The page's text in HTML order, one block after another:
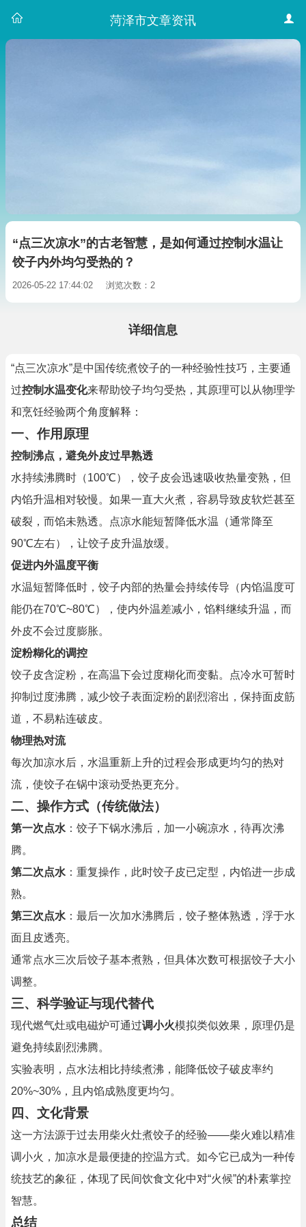
菏泽市文章资讯
“点三次凉水”的古老智慧，是如何通过控制水温让
饺子内外均匀受热的？
2026-05-22 17:44:02 浏览次数：2
详细信息
“点三次凉水”是中国传统煮饺子的一种经验性技巧，主要通
过控制水温变化来帮助饺子均匀受热，其原理可以从物理学
和烹饪经验两个角度解释：
一、作用原理
控制沸点，避免外皮过早熟透
水持续沸腾时（100℃），饺子皮会迅速吸收热量变熟，但
内馅升温相对较慢。如果一直大火煮，容易导致皮软烂甚至
破裂，而馅未熟透。点凉水能短暂降低水温（通常降至
90℃左右），让饺子皮升温放缓。
促进内外温度平衡
水温短暂降低时，饺子内部的热量会持续传导（内馅温度可
能仍在70℃~80℃），使内外温差减小，馅料继续升温，而
外皮不会过度膨胀。
淀粉糊化的调控
饺子皮含淀粉，在高温下会过度糊化而变黏。点冷水可暂时
抑制过度沸腾，减少饺子表面淀粉的剧烈溶出，保持面皮筋
道，不易粘连破皮。
物理热对流
每次加凉水后，水温重新上升的过程会形成更均匀的热对
流，使饺子在锅中滚动受热更充分。
二、操作方式（传统做法）
第一次点水 ：饺子下锅水沸后，加一小碗凉水，待再次沸
腾。
第二次点水 ：重复操作，此时饺子皮已定型，内馅进一步成
熟。
第三次点水 ：最后一次加水沸腾后，饺子整体熟透，浮于水
面且皮透亮。
通常点水三次后饺子基本煮熟，但具体次数可根据饺子大小
调整。
三、科学验证与现代替代
现代燃气灶或电磁炉可通过调小火模拟类似效果，原理仍是
避免持续剧烈沸腾。
实验表明，点水法相比持续煮沸，能降低饺子破皮率约
20%~30%，且内馅成熟度更均匀。
四、文化背景
这一方法源于过去用柴火灶煮饺子的经验——柴火难以精准
调小火，加凉水是最便捷的控温方式。如今它已成为一种传
统技艺的象征，体现了民间饮食文化中对“火候”的朴素掌控
智慧。
总结